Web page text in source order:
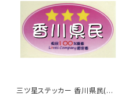
三ツ星ステッカー 香川県民(ピ